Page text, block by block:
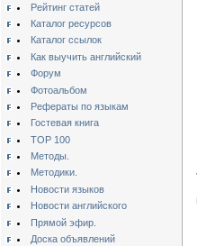
Рейтинг статей
Каталог ресурсов
Каталог ссылок
Как выучить английский
Форум
Фотоальбом
Рефераты по языкам
Гостевая книга
TOP 100
Методы.
Методики.
Новости языков
Новости английского
Прямой эфир.
Доска объявлений